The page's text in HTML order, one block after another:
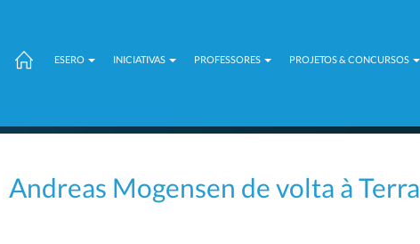
ESERO INICIATIVAS PROFESSORES PROJETOS & CONCURSOS
Andreas Mogensen de volta à Terra